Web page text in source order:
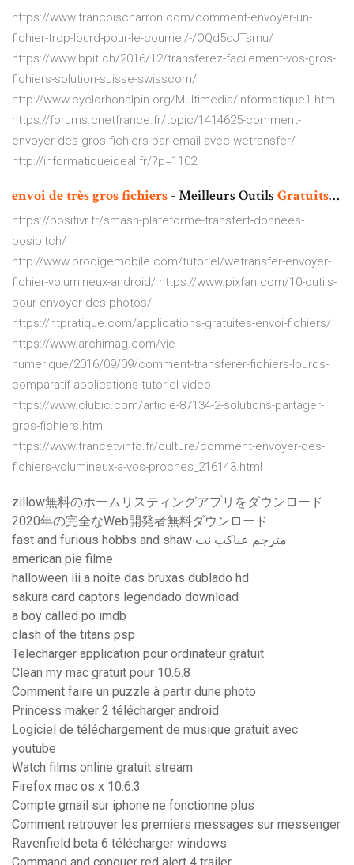
https://www.francoischarron.com/comment-envoyer-un-
fichier-trop-lourd-pour-le-courriel/-/OQd5dJTsmu/
https://www.bpit.ch/2016/12/transferez-facilement-vos-gros-
fichiers-solution-suisse-swisscom/
http://www.cyclorhonalpin.org/Multimedia/Informatique1.htm
https://forums.cnetfrance.fr/topic/1414625-comment-
envoyer-des-gros-fichiers-par-email-avec-wetransfer/
http://informatiqueideal.fr/?p=1102
envoi detrèsgrosfichiers- Meilleurs Outils Gratuits…
https://positivr.fr/smash-plateforme-transfert-donnees-
posipitch/
http://www.prodigemobile.com/tutoriel/wetransfer-envoyer-
fichier-volumineux-android/ https://www.pixfan.com/10-outils-
pour-envoyer-des-photos/
https://htpratique.com/applications-gratuites-envoi-fichiers/
https://www.archimag.com/vie-
numerique/2016/09/09/comment-transferer-fichiers-lourds-
comparatif-applications-tutoriel-video
https://www.clubic.com/article-87134-2-solutions-partager-
gros-fichiers.html
https://www.francetvinfo.fr/culture/comment-envoyer-des-
fichiers-volumineux-a-vos-proches_216143.html
zillow無料のホームリスティングアプリをダウンロード
2020年の完全なWeb開発者無料ダウンロード
fast and furious hobbs and shaw مترجم عناكب نت
american pie filme
halloween iii a noite das bruxas dublado hd
sakura card captors legendado download
a boy called po imdb
clash of the titans psp
Telecharger application pour ordinateur gratuit
Clean my mac gratuit pour 10.6.8
Comment faire un puzzle à partir dune photo
Princess maker 2 télécharger android
Logiciel de téléchargement de musique gratuit avec
youtube
Watch films online gratuit stream
Firefox mac os x 10.6.3
Compte gmail sur iphone ne fonctionne plus
Comment retrouver les premiers messages sur messenger
Ravenfield beta 6 télécharger windows